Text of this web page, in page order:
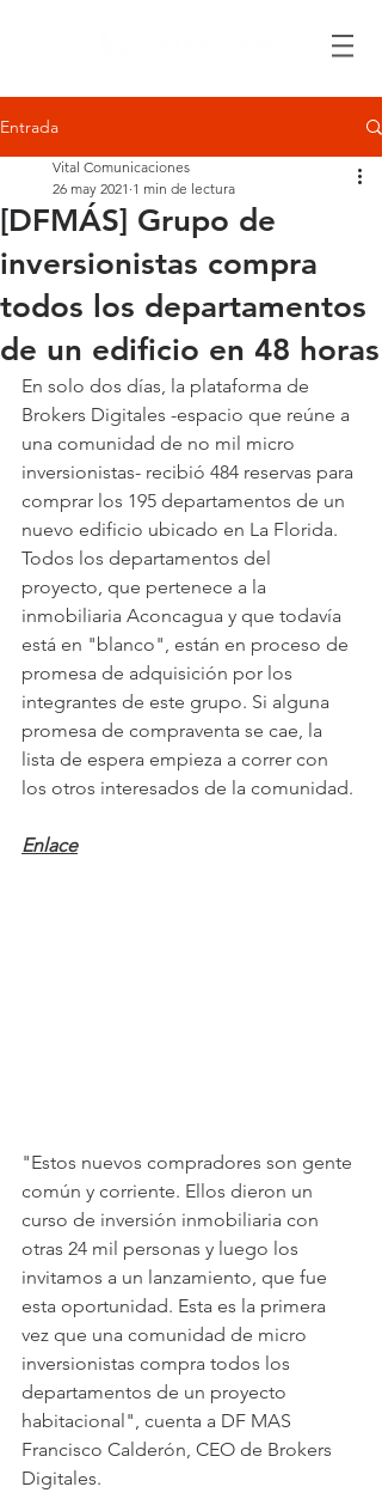
Entrada
[DFMÁS] Grupo de
inversionistas compra
todos los departamentos
de un edificio en 48 horas
Vital Comunicaciones
26 may 2021 1 min de lectura
En solo dos días, la plataforma de
Brokers Digitales -espacio que reúne a
una comunidad de no mil micro
inversionistas- recibió 484 reservas para
comprar los 195 departamentos de un
nuevo edificio ubicado en La Florida.
Todos los departamentos del
proyecto, que pertenece a la
inmobiliaria Aconcagua y que todavía
está en "blanco", están en proceso de
promesa de adquisición por los
integrantes de este grupo. Si alguna
promesa de compraventa se cae, la
lista de espera empieza a correr con
los otros interesados de la comunidad.
Enlace
"Estos nuevos compradores son gente
común y corriente. Ellos dieron un
curso de inversión inmobiliaria con
otras 24 mil personas y luego los
invitamos a un lanzamiento, que fue
esta oportunidad. Esta es la primera
vez que una comunidad de micro
inversionistas compra todos los
departamentos de un proyecto
habitacional", cuenta a DF MAS
Francisco Calderón, CEO de Brokers
Digitales.